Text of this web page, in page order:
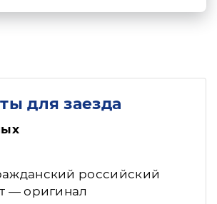
для заезда
российский
— оригинал